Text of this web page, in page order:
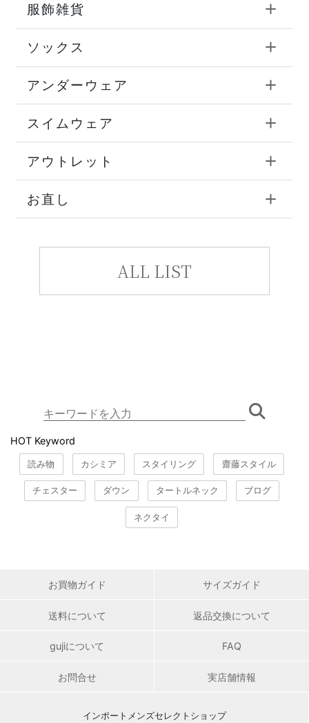
服飾雑貨
ソックス
アンダーウェア
スイムウェア
アウトレット
お直し
ALL LIST
HOT Keyword
読み物 カシミア スタイリング 齋藤スタイル
チェスター ダウン タートルネック ブログ
ネクタイ
お買物ガイド サイズガイド
送料について 返品交換について
gujiについて FAQ
お問合せ 実店舗情報
インポートメンズセレクトショップ